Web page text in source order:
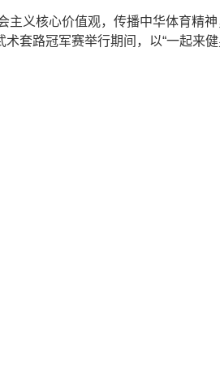
义核心价值观，传播中华体育精
套路冠军赛举行期间，以“一起来